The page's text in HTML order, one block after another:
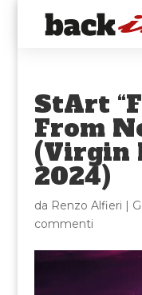
StArt
From
(Virgin
2024)
da Renzo Alfieri |
commenti